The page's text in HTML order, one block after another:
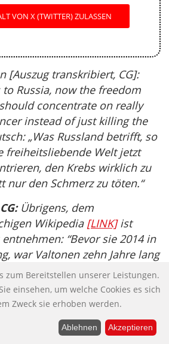
VON X (TWITTER) ZULASSEN
[Auszug transkribiert, CG]:
to Russia, now the freedom
concentrate on really
instead of just killing the
„Was Russland betrifft, so
freiheitsliebende Welt jetzt
den Krebs wirklich zu
nur den Schmerz zu töten.“
Übrigens, dem
Wikipedia [LINK]ist
“Bevor sie 2014 in
war Valtonen zehn Jahre lang
tätig, als Direktorin
of Scotland und als
bei Nordea. Sie hat ein
Umwandlung des
in eine digitale Sharing
zum Bereitstellen unserer Leistungen.
einsehen, um welche Cookies es sich
Zweck sie erhoben werden.
Ablehnen Akzeptieren